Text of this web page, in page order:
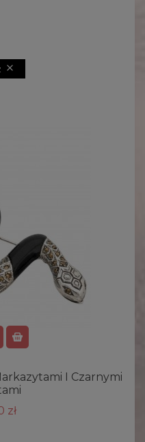

I Czarnymi
zł